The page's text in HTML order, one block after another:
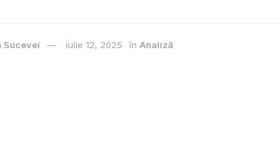
Sucevei iulie 12, 2025 în Analiză